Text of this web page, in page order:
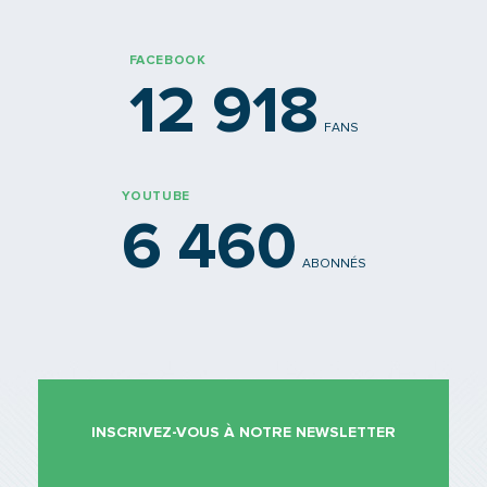
FACEBOOK
12 918 FANS
YOUTUBE
6 460 ABONNÉS
INSCRIVEZ-VOUS À NOTRE NEWSLETTER